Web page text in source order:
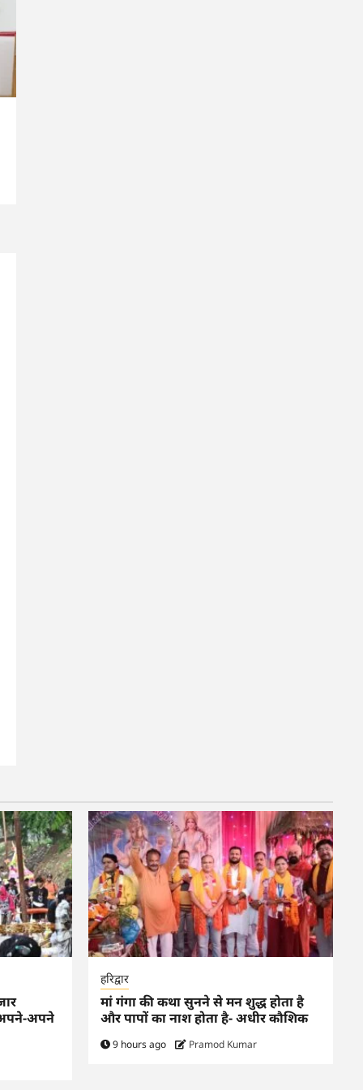
अपने
हरिद्वार
मां गंगा की कथा सुनने से मन शुद्ध होता है
और पापों का नाश होता है- अधीर कौशिक
9 hours ago Pramod Kumar